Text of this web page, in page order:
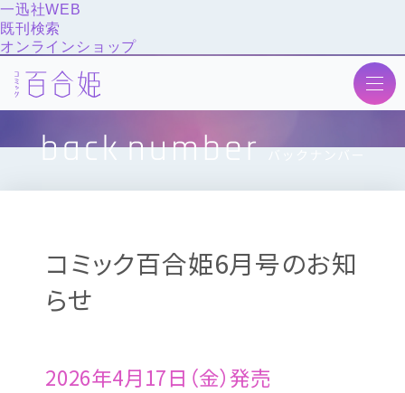
一迅社WEB
既刊検索
オンラインショップ
トップ
ニュース
作品紹介
バックナンバー
コミック百合姫6月号のお知
らせ
2026年4月17日（金）発売